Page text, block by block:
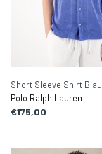
Short Sleeve Shirt Blau
Polo Ralph Lauren
€175,00